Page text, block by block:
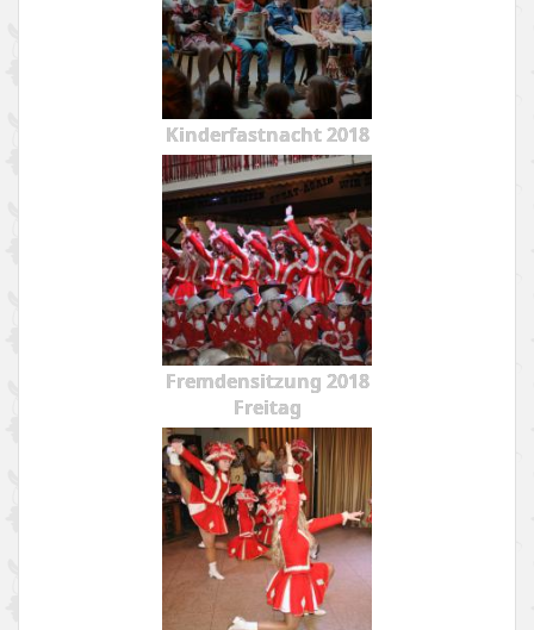
Kinderfastnacht 2018
Fremdensitzung 2018
Freitag